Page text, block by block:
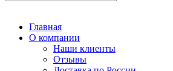
Главная
О компании
Наши клиенты
Отзывы